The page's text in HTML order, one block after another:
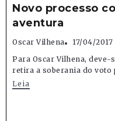
Novo processo
aventura
Oscar Vilhena
17/04/2017
Para Oscar Vilhena, deve-
retira a soberania do voto
Leia